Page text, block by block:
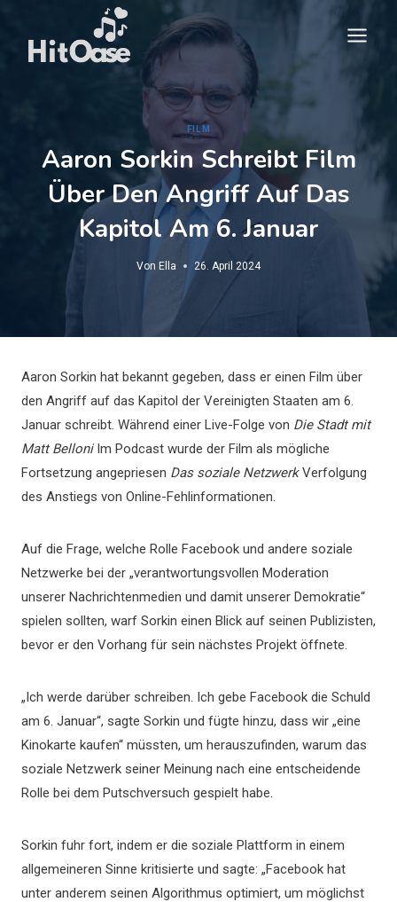
springen
FILM
Aaron Sorkin Schreibt Film
Über Den Angriff Auf Das
Kapitol Am 6. Januar
Von Ella 26. April 2024
Aaron Sorkin hat bekannt gegeben, dass er einen Film über
den Angriff auf das Kapitol der Vereinigten Staaten am 6.
Januar schreibt. Während einer Live-Folge von Die Stadt mit
Matt BelloniIm Podcast wurde der Film als mögliche
Fortsetzung angepriesen Das soziale NetzwerkVerfolgung
des Anstiegs von Online-Fehlinformationen.
Auf die Frage, welche Rolle Facebook und andere soziale
Netzwerke bei der „verantwortungsvollen Moderation
unserer Nachrichtenmedien und damit unserer Demokratie“
spielen sollten, warf Sorkin einen Blick auf seinen Publizisten,
bevor er den Vorhang für sein nächstes Projekt öffnete.
„Ich werde darüber schreiben. Ich gebe Facebook die Schuld
am 6. Januar“, sagte Sorkin und fügte hinzu, dass wir „eine
Kinokarte kaufen“ müssten, um herauszufinden, warum das
soziale Netzwerk seiner Meinung nach eine entscheidende
Rolle bei dem Putschversuch gespielt habe.
Sorkin fuhr fort, indem er die soziale Plattform in einem
allgemeineren Sinne kritisierte und sagte: „Facebook hat
unter anderem seinen Algorithmus optimiert, um möglichst